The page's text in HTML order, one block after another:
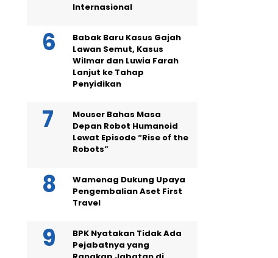
Internasional
Babak Baru Kasus Gajah
Lawan Semut, Kasus
Wilmar dan Luwia Farah
Lanjut ke Tahap
Penyidikan
Mouser Bahas Masa
Depan Robot Humanoid
Lewat Episode “Rise of the
Robots”
Wamenag Dukung Upaya
Pengembalian Aset First
Travel
BPK Nyatakan Tidak Ada
Pejabatnya yang